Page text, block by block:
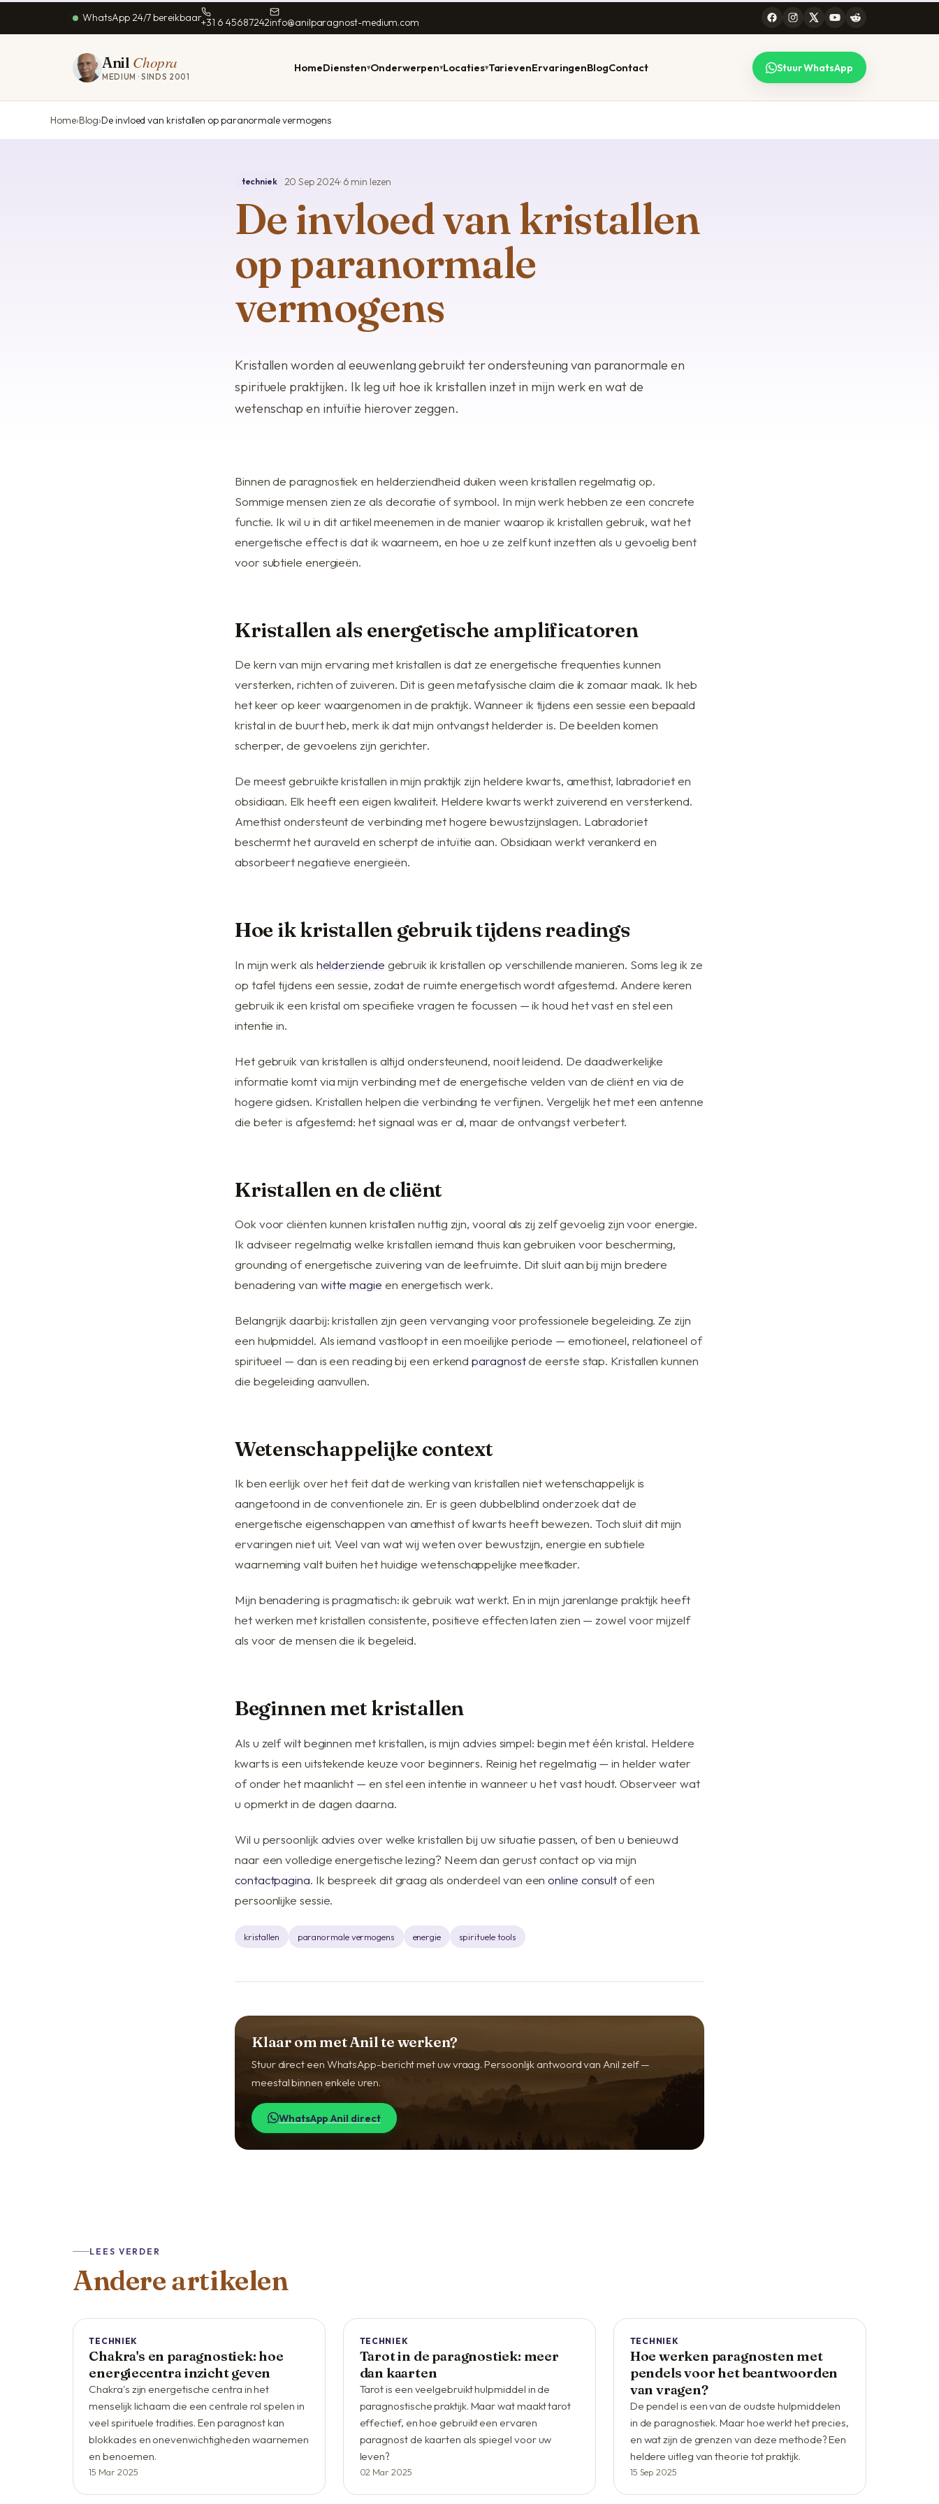
WhatsApp 24/7 bereikbaar+31 6 45687242info@anilparagnost-medium.com
Anil Chopra
MEDIUM · SINDS 2001
HomeDiensten▾
Contact overledenen
Energetische
behandeling
Paragnost voor dieren
Chat consult
Over Anil
Voordelen bij Anil
binnen enkele dagen uw
consult.
Onderwerpen▾
Dromen duiden
behandeling
jaarvoorspelling
Daghoroscoop
Numerologie
Kaartlegger & tarot
Bekijk werkwijze →
Locaties▾
Alkmaar
Zwolle
Westland
Zuid-Limburg
Voor dieren · heel NL
telefonisch. Bekijk de
complete lijst.
Alle locaties →
TarievenErvaringenBlogContact Stuur WhatsApp
Home Blog De invloed van kristallen op paranormale vermogens
techniek 20 Sep 2024· 6 min lezen
De invloed van kristallen
op paranormale
vermogens
Kristallen worden al eeuwenlang gebruikt ter ondersteuning van paranormale en
spirituele praktijken. Ik leg uit hoe ik kristallen inzet in mijn werk en wat de
wetenschap en intuïtie hierover zeggen.
Binnen de paragnostiek en helderziendheid duiken ween kristallen regelmatig op.
Sommige mensen zien ze als decoratie of symbool. In mijn werk hebben ze een concrete
functie. Ik wil u in dit artikel meenemen in de manier waarop ik kristallen gebruik, wat het
energetische effect is dat ik waarneem, en hoe u ze zelf kunt inzetten als u gevoelig bent
voor subtiele energieën.
Kristallen als energetische amplificatoren
De kern van mijn ervaring met kristallen is dat ze energetische frequenties kunnen
versterken, richten of zuiveren. Dit is geen metafysische claim die ik zomaar maak. Ik heb
het keer op keer waargenomen in de praktijk. Wanneer ik tijdens een sessie een bepaald
kristal in de buurt heb, merk ik dat mijn ontvangst helderder is. De beelden komen
scherper, de gevoelens zijn gerichter.
De meest gebruikte kristallen in mijn praktijk zijn heldere kwarts, amethist, labradoriet en
obsidiaan. Elk heeft een eigen kwaliteit. Heldere kwarts werkt zuiverend en versterkend.
Amethist ondersteunt de verbinding met hogere bewustzijnslagen. Labradoriet
beschermt het auraveld en scherpt de intuïtie aan. Obsidiaan werkt verankerd en
absorbeert negatieve energieën.
Hoe ik kristallen gebruik tijdens readings
In mijn werk als helderziende gebruik ik kristallen op verschillende manieren. Soms leg ik ze
op tafel tijdens een sessie, zodat de ruimte energetisch wordt afgestemd. Andere keren
gebruik ik een kristal om specifieke vragen te focussen — ik houd het vast en stel een
intentie in.
Het gebruik van kristallen is altijd ondersteunend, nooit leidend. De daadwerkelijke
informatie komt via mijn verbinding met de energetische velden van de cliënt en via de
hogere gidsen. Kristallen helpen die verbinding te verfijnen. Vergelijk het met een antenne
die beter is afgestemd: het signaal was er al, maar de ontvangst verbetert.
Kristallen en de cliënt
Ook voor cliënten kunnen kristallen nuttig zijn, vooral als zij zelf gevoelig zijn voor energie.
Ik adviseer regelmatig welke kristallen iemand thuis kan gebruiken voor bescherming,
grounding of energetische zuivering van de leefruimte. Dit sluit aan bij mijn bredere
benadering van witte magie en energetisch werk.
Belangrijk daarbij: kristallen zijn geen vervanging voor professionele begeleiding. Ze zijn
een hulpmiddel. Als iemand vastloopt in een moeilijke periode — emotioneel, relationeel of
spiritueel — dan is een reading bij een erkendparagnostde eerste stap. Kristallen kunnen
die begeleiding aanvullen.
Wetenschappelijke context
Ik ben eerlijk over het feit dat de werking van kristallen niet wetenschappelijk is
aangetoond in de conventionele zin. Er is geen dubbelblind onderzoek dat de
energetische eigenschappen van amethist of kwarts heeft bewezen. Toch sluit dit mijn
ervaringen niet uit. Veel van wat wij weten over bewustzijn, energie en subtiele
waarneming valt buiten het huidige wetenschappelijke meetkader.
Mijn benadering is pragmatisch: ik gebruik wat werkt. En in mijn jarenlange praktijk heeft
het werken met kristallen consistente, positieve effecten laten zien — zowel voor mijzelf
als voor de mensen die ik begeleid.
Beginnen met kristallen
Als u zelf wilt beginnen met kristallen, is mijn advies simpel: begin met één kristal. Heldere
kwarts is een uitstekende keuze voor beginners. Reinig het regelmatig — in helder water
of onder het maanlicht — en stel een intentie in wanneer u het vast houdt. Observeer wat
u opmerkt in de dagen daarna.
Wil u persoonlijk advies over welke kristallen bij uw situatie passen, of ben u benieuwd
naar een volledige energetische lezing? Neem dan gerust contact op via mijn
contactpagina. Ik bespreek dit graag als onderdeel van eenonline consultof een
persoonlijke sessie.
kristallen paranormale vermogens energie spirituele tools
Klaar om met Anil te werken?
Stuur direct een WhatsApp-bericht met uw vraag. Persoonlijk antwoord van Anil zelf —
meestal binnen enkele uren.
WhatsApp Anil direct
LEES VERDER
Andere artikelen
TECHNIEK
Chakra's en paragnostiek: hoe
energiecentra inzicht geven
Chakra's zijn energetische centra in het
menselijk lichaam die een centrale rol spelen in
veel spirituele tradities. Een paragnost kan
blokkades en onevenwichtigheden waarnemen
en benoemen.
15 Mar 2025
TECHNIEK
Tarot in de paragnostiek: meer
dan kaarten
Tarot is een veelgebruikt hulpmiddel in de
paragnostische praktijk. Maar wat maakt tarot
effectief, en hoe gebruikt een ervaren
paragnost de kaarten als spiegel voor uw
leven?
02 Mar 2025
TECHNIEK
Hoe werken paragnosten met
pendels voor het beantwoorden
van vragen?
De pendel is een van de oudste hulpmiddelen
in de paragnostiek. Maar hoe werkt het precies,
en wat zijn de grenzen van deze methode? Een
heldere uitleg van theorie tot praktijk.
15 Sep 2025